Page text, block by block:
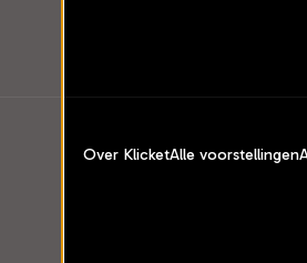
Over KlicketAlle voorstellingen